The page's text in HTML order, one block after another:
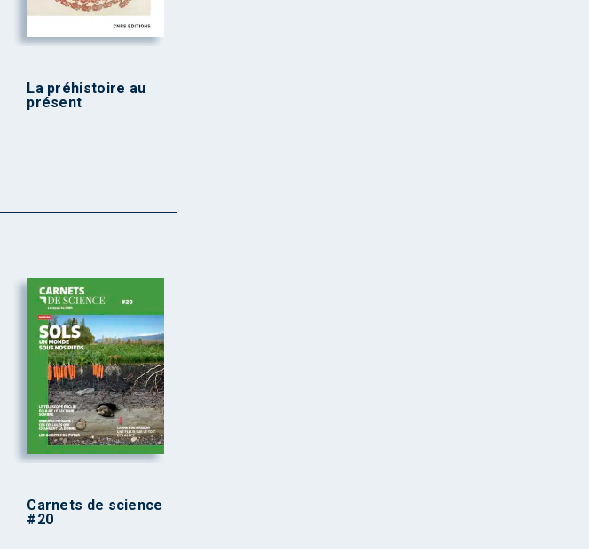
La préhistoire au
présent
Carnets de science
#20